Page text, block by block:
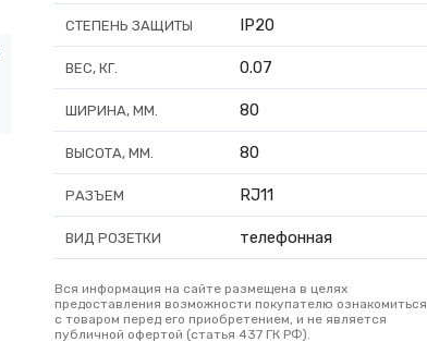
СТЕПЕНЬ ЗАЩИТЫ IP20
ВЕС, КГ. 0.07
ШИРИНА, ММ. 80
ВЫСОТА, ММ. 80
РАЗЪЕМ RJ11
ВИД РОЗЕТКИ телефонная
Вся информация на сайте размещена в целях
предоставления возможности покупателю ознакомиться
с товаром перед его приобретением, и не является
публичной офертой (статья 437 ГК РФ).